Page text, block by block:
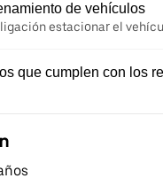
de vehículos
estacionar el
que cumplen con los